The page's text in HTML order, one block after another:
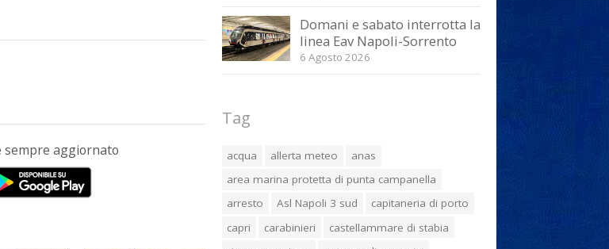
sempre aggiornato
Domani e sabato interrotta la
linea Eav Napoli-Sorrento
6 Agosto 2026
Tag
acqua allerta meteo
anas
area marina protetta di punta campanella
arresto
Asl Napoli 3 sud
capitaneria di porto
capri
carabinieri
castellammare di stabia